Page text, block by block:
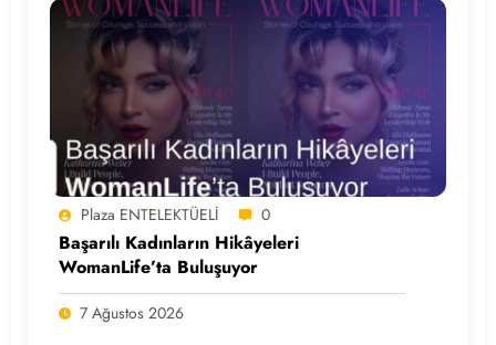
Plaza ENTELEKTÜELİ 0
Başarılı Kadınların Hikâyeleri
WomanLife’ta Buluşuyor
7 Ağustos 2026